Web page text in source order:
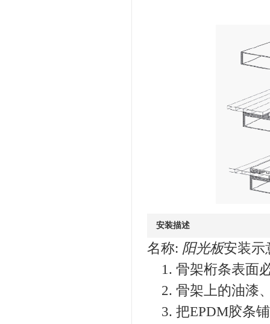
安装描述
名称: 阳光板安装示
1. 骨架桁条表面
2. 骨架上的油漆
3. 把EPDM胶条